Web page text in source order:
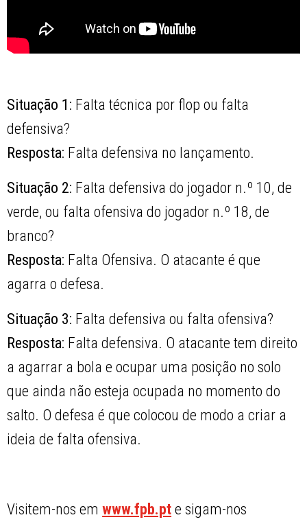
Situação 1: Falta técnica por flop ou falta
defensiva?
Resposta: Falta defensiva no lançamento.
Situação 2: Falta defensiva do jogador n.º 10, de
verde, ou falta ofensiva do jogador n.º 18, de
branco?
Resposta: Falta Ofensiva. O atacante é que
agarra o defesa.
Situação 3: Falta defensiva ou falta ofensiva?
Resposta: Falta defensiva. O atacante tem direito
a agarrar a bola e ocupar uma posição no solo
que ainda não esteja ocupada no momento do
salto. O defesa é que colocou de modo a criar a
ideia de falta ofensiva.
Visitem-nos emwww.fpb.pt e sigam-nos